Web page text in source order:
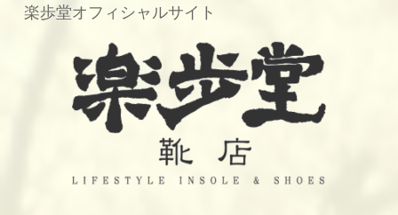
楽歩堂オフィシャルサイト